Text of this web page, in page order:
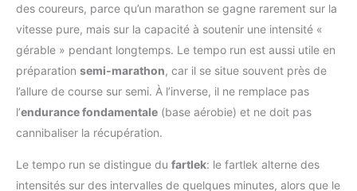
des coureurs, parce qu’un marathon se gagne rarement sur la
vitesse pure, mais sur la capacité à soutenir une intensité «
gérable » pendant longtemps. Le tempo run est aussi utile en
préparation semi-marathon, car il se situe souvent près de
l’allure de course sur semi. À l’inverse, il ne remplace pas
l’endurance fondamentale (base aérobie) et ne doit pas
cannibaliser la récupération.
Le tempo run se distingue du fartlek: le fartlek alterne des
intensités sur des intervalles de quelques minutes, alors que le